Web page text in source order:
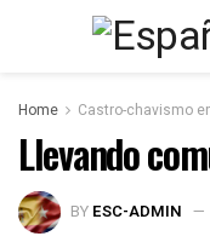
Home Castro-chavismo
Llevando
BY ESC-ADMIN